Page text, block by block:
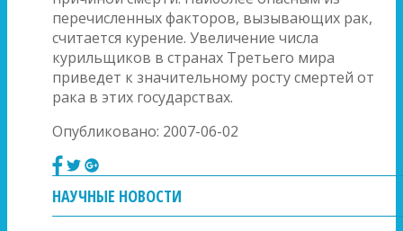
перечисленных факторов, вызывающих рак,
считается курение. Увеличение числа
курильщиков в странах Третьего мира
приведет к значительному росту смертей от
рака в этих государствах.
Опубликовано: 2007-06-02
НАУЧНЫЕ НОВОСТИ